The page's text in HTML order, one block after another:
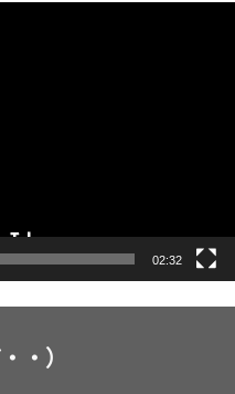
02:32
・）